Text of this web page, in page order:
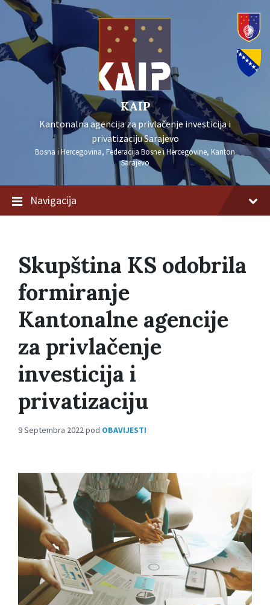
KAIP
Kantonalna agencija za privlačenje investicija i
privatizaciju Sarajevo
Bosna i Hercegovina, Federacija Bosne i Hercegovine, Kanton
Sarajevo
Navigacija
Skupština KS odobrila
formiranje
Kantonalne agencije
za privlačenje
investicija i
privatizaciju
9 Septembra 2022pod OBAVIJESTI